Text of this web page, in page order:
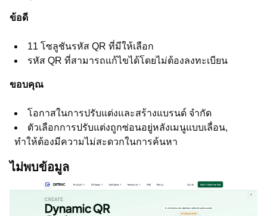
ข้อดี
11 โซลูชันรหัส QR ที่มีให้เลือก
รหัส QR ที่สามารถแก้ไขได้โดยไม่ต้องลงทะเบียน
ขอบคุณ
โอกาสในการปรับแต่งและสร้างแบรนด์ จำกัด
ตัวเลือกการปรับแต่งถูกซ่อนอยู่หลังเมนูแบบเลื่อน,
ทำให้ต้องมีความไม่สะดวกในการค้นหา
ไม่พบข้อมูล